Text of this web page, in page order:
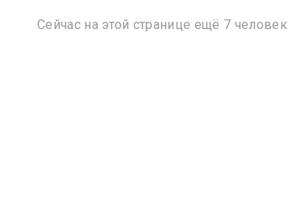
Сейчас на этой странице ещё 7 человек